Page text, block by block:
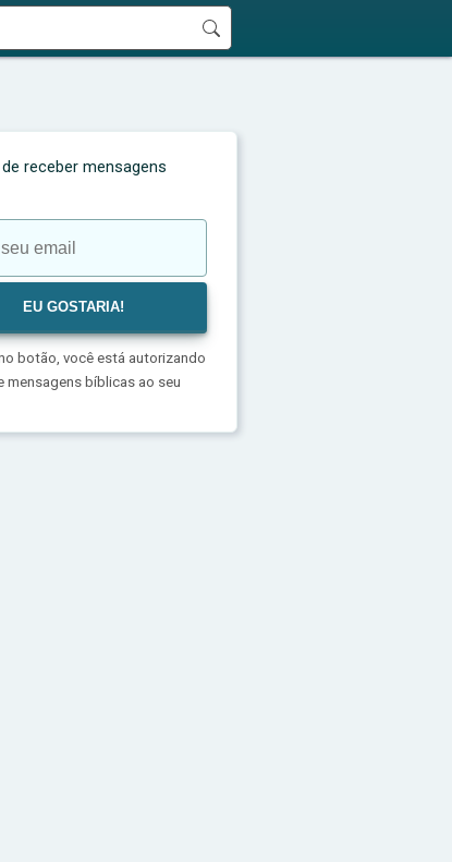
receber mensagens
botão, você está autorizando
mensagens bíblicas ao seu